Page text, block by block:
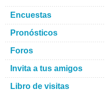
Encuestas
Pronósticos
Foros
Invita a tus amigos
Libro de visitas